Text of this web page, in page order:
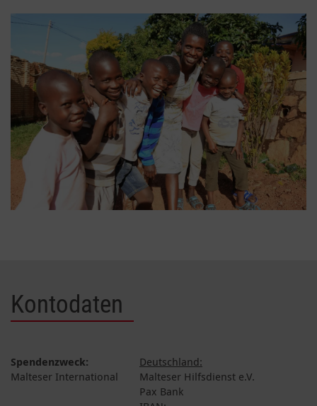
Kontodaten
Spendenzweck:
Malteser International
Deutschland:
Malteser Hilfsdienst e.V.
Pax Bank